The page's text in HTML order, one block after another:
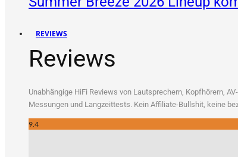
REVIEWS
Reviews
Unab­hän­gi­ge HiFi Reviews von Laut­spre­chern, Kopf­hö­rern,
Mes­sun­gen und Lang­zeit­tests. Kein Affi­lia­te-Bull­shit, kei­ne
9.4